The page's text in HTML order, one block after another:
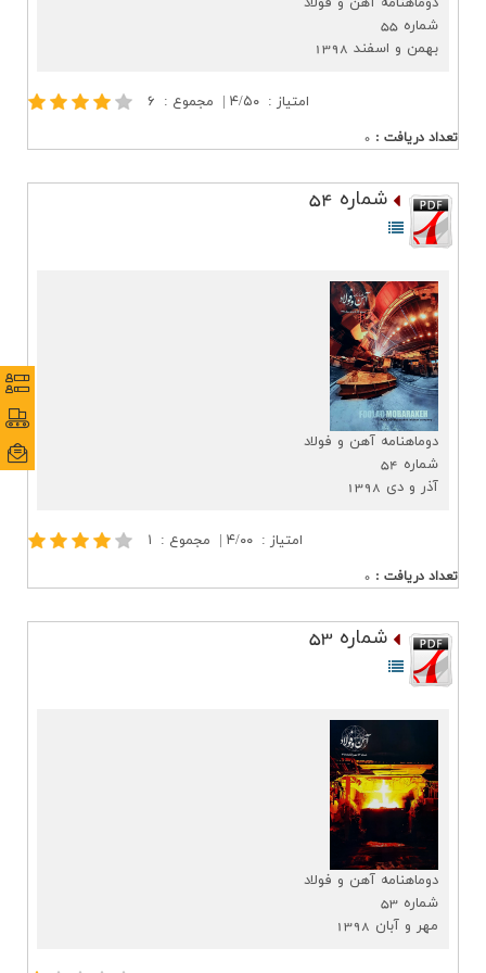
شماره 55
بهمن و اسفند 1398
امتیاز : ۴/۵۰ مجموع : ۶
تعداد دریافت :
0
شماره 54
دوماهنامه آهن و فولاد
شماره 54
آذر و دی 1398
امتیاز : ۴/۰۰ مجموع : ۱
تعداد دریافت :
0
شماره 53
دوماهنامه آهن و فولاد
شماره 53
مهر و آبان 1398